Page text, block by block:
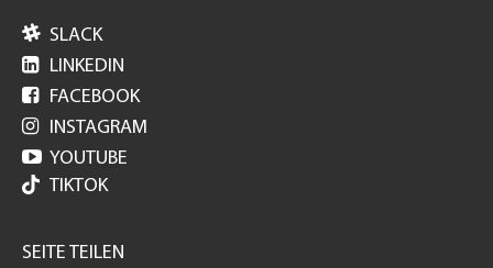
 SLACK
 LINKEDIN
 FACEBOOK
 INSTAGRAM
 YOUTUBE
TIKTOK
SEITE TEILEN